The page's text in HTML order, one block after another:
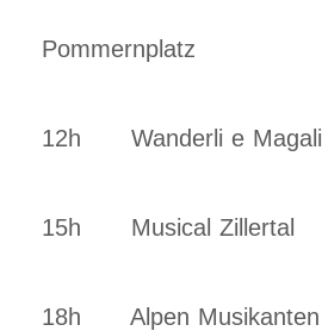
Pommernplatz
12h Wanderli e Magali
15h Musical Zillertal
18h Alpen Musikanten